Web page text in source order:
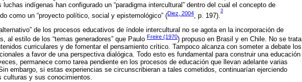
indígenas han configurado un “paradigma intercultural” dentro del cual el concepto de
como un “proyecto político, social y epistemológico” (Diez, 2004 , p. 197).
3
de los procesos educativos de índole intercultural no se agota en la incorporación de
al estilo de los “temas generadores” que Paulo Freire (1970) propuso en Brasil y en Chile. No se trata
curriculares y de fomentar el pensamiento crítico. Tampoco alcanza con someter a debate los
a favor de una perspectiva dialógica. Todo esto es fundamental para construir una educación
permanece como tarea pendiente en los procesos de educación que llevan adelante varias
embargo, si estas experiencias se circunscribieran a tales cometidos, continuarían ejerciendo
culturas y sus conocimientos.